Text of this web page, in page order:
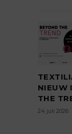
NIEUW
THE
24 juli 2026